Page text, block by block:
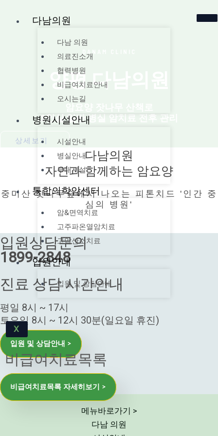
다남의원
다남 의원
의료진소개
협력병원
비급여치료안내
오시는길
병원시설안내
시설안내
병실안내
부대시설
통합의학암센터
암&면역치료
고주파온열암치료
고압산소치료
입원안내
입원 및 상담안내
X
DANAM CLINIC
양평 다남의원
1인실 일반 병실 암치료 전후 관리
상세보기
다남의원
자연과 함께하는 암요양
중미산 잣나무숲에서 나오는 피톤치드 '인간 중
심의 병원'
입원상담문의
1899-2848
진료 상담 시간안내
평일 8시 ~ 17시
토요일 8시 ~ 12시 30분(일요일 휴진)
입원 및 상담안내 >
비급여치료목록
비급여치료목록 자세히보기 >
메뉴바로가기 >
다남 의원